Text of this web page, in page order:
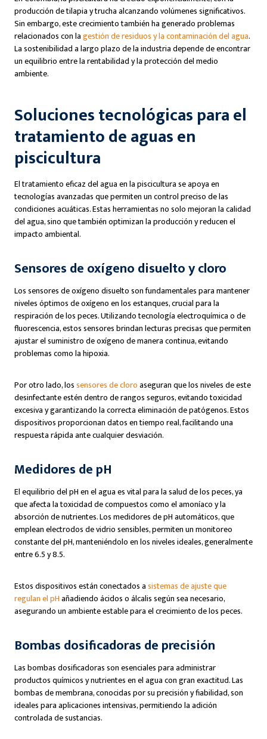
producción de tilapia y trucha alcanzando volúmenes significativos.
Sin embargo, este crecimiento también ha generado problemas
relacionados con lagestión de residuos y la contaminación del agua.
La sostenibilidad a largo plazo de la industria depende de encontrar
un equilibrio entre la rentabilidad y la protección del medio
ambiente.
Soluciones tecnológicas para el
tratamiento de aguasen
piscicultura
El tratamiento eficaz del agua en la piscicultura se apoya en
tecnologías avanzadas que permiten un control preciso de las
condiciones acuáticas. Estas herramientas no solo mejoran la calidad
del agua, sino que también optimizan la producción y reducen el
impacto ambiental.
Sensores de oxígeno disuelto y cloro
Los sensores de oxígeno disuelto son fundamentales para mantener
niveles óptimos de oxígeno en los estanques, crucial para la
respiración de los peces. Utilizando tecnología electroquímica o de
fluorescencia, estos sensores brindan lecturas precisas que permiten
ajustar el suministro de oxígeno de manera continua, evitando
problemas como la hipoxia.
Por otro lado, lossensores de cloroaseguran que los niveles de este
desinfectante estén dentro de rangos seguros, evitando toxicidad
excesiva y garantizando la correcta eliminación de patógenos. Estos
dispositivos proporcionan datos en tiempo real, facilitando una
respuesta rápida ante cualquier desviación.
Medidores de pH
El equilibrio del pH en el agua es vital para la salud de los peces, ya
que afecta la toxicidad de compuestos como el amoníaco y la
absorción de nutrientes. Los medidores de pH automáticos, que
emplean electrodos de vidrio sensibles, permiten un monitoreo
constante del pH, manteniéndolo en los niveles ideales, generalmente
entre 6.5 y 8.5.
Estos dispositivos están conectados asistemas de ajuste que
regulan el pHañadiendo ácidos o álcalis según sea necesario,
asegurando un ambiente estable para el crecimiento de los peces.
Bombas dosificadoras de precisión
Las bombas dosificadoras son esenciales para administrar
productos químicos y nutrientes en el agua con gran exactitud. Las
bombas de membrana, conocidas por su precisión y fiabilidad, son
ideales para aplicaciones intensivas, permitiendo la adición
controlada de sustancias.